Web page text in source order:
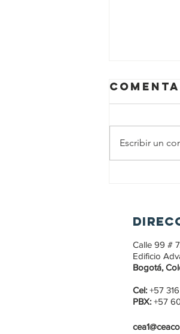
ELN:
Escribir un
Calle 99 #
Edificio
Bogotá,
Cel: +57
PBX: +57